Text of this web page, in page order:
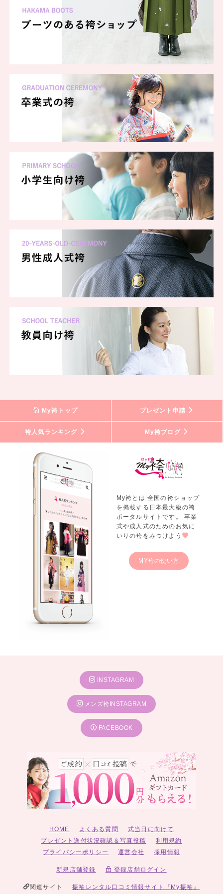
My袴トップ プレゼント申請
袴人気ランキング My袴ブログ
My袴とは 全国の袴ショップ
を掲載する日本最大級の袴
ポータルサイトです。 卒業
式や成人式のためのお気に
いりの袴をみつけよう
MY袴の使い方
INSTAGRAM
メンズ袴INSTAGRAM
FACEBOOK
HOME よくある質問
式当日に向けて
プレゼント送付状況確認＆写真投稿
利用規約
プライバシーポリシー
運営会社 採用情報
新規店舗登録 登録店舗ログイン
関連サイト 振袖レンタル口コミ情報サイト『My振袖』